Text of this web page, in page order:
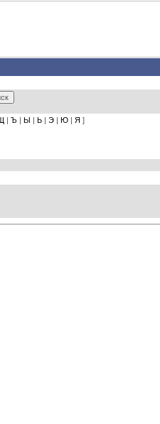
| Ъ| Ы | Ь| Э| Ю| Я ]